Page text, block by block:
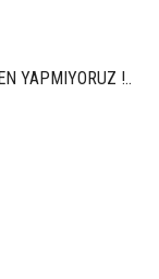
YAPMIYORUZ !..